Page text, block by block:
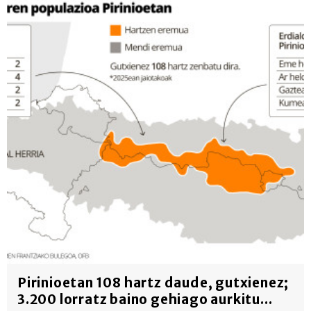
erabiltzeko baimen esplizitua ematen diguzu.
irakurri
Pirinioetan 108 hartz daude, gutxienez;
3.200 lorratz baino gehiago aurkitu